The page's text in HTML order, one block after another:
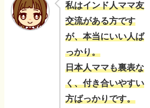
私はインド人ママ友
交流がある方です
が、本当にいい人ば
っかり。
日本人ママも裏表な
く、付き合いやすい
方ばっかりです。